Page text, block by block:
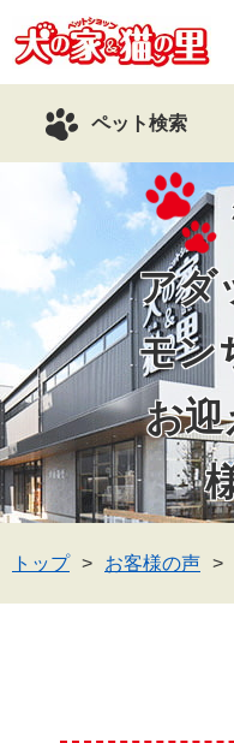
ペット検索
アダ
モン
お迎
トップ お客様の声